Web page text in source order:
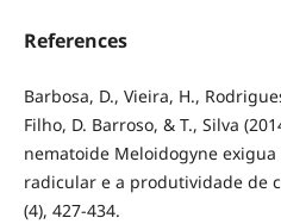
References
Barbosa, D., Vieira, H.,
Filho, D. Barroso, & T., Silva
nematoide Meloidogyne
radicular e a produtividade de
(4), 427-434.